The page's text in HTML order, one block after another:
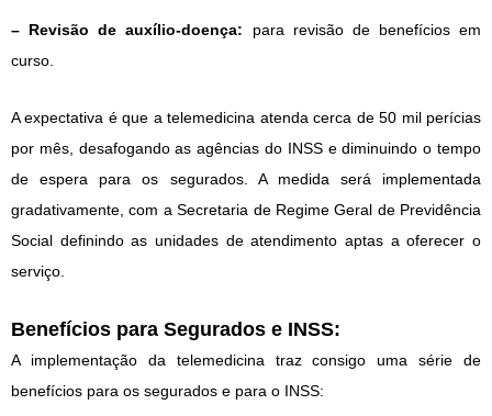
– Revisão de auxílio-doença: para revisão de benefícios em
curso.
A expectativa é que a telemedicina atenda cerca de 50 mil perícias
por mês, desafogando as agências do INSS e diminuindo o tempo
de espera para os segurados. A medida será implementada
gradativamente, com a Secretaria de Regime Geral de Previdência
Social definindo as unidades de atendimento aptas a oferecer o
serviço.
Benefícios para Segurados e INSS:
A implementação da telemedicina traz consigo uma série de
benefícios para os segurados e para o INSS: